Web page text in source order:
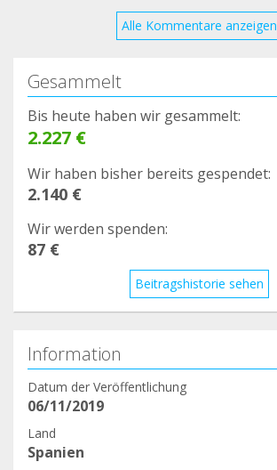
Alle Kommentare anzeigen
Gesammelt
Bis heute haben wir gesammelt:
2.227 €
Wir haben bisher bereits gespendet:
2.140 €
Wir werden spenden:
87 €
Beitragshistorie sehen
Information
Datum der Veröffentlichung
06/11/2019
Land
Spanien